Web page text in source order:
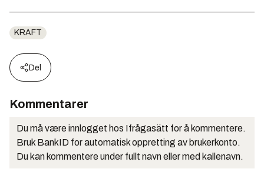
KRAFT
Del
Kommentarer
Du må være innlogget hos Ifrågasätt for å kommentere.
Bruk BankID for automatisk oppretting av brukerkonto.
Du kan kommentere under fullt navn eller med kallenavn.